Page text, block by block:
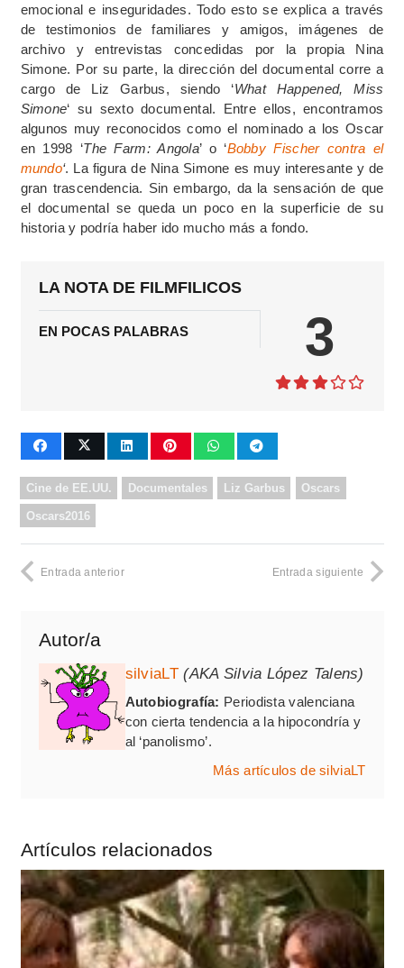
emocional e inseguridades. Todo esto se explica a través
de testimonios de familiares y amigos, imágenes de
archivo y entrevistas concedidas por la propia Nina
Simone. Por su parte, la dirección del documental corre a
cargo de Liz Garbus, siendo ‘What Happened, Miss
Simone‘ su sexto documental. Entre ellos, encontramos
algunos muy reconocidos como el nominado a los Oscar
en 1998 ‘The Farm: Angola’ o ‘Bobby Fischer contra el
mundo‘. La figura de Nina Simone es muy interesante y de
gran trascendencia. Sin embargo, da la sensación de que
el documental se queda un poco en la superficie de su
historia y podría haber ido mucho más a fondo.
LA NOTA DE FILMFILICOS
EN POCAS PALABRAS 3
Cine de EE.UU. Documentales Liz Garbus Oscars
Oscars2016
Entrada anterior Entrada siguiente
Autor/a
silviaLT (AKA Silvia López Talens)
Autobiografía: Periodista valenciana
con cierta tendencia a la hipocondría y
al ‘panolismo’.
Más artículos de silviaLT
Artículos relacionados